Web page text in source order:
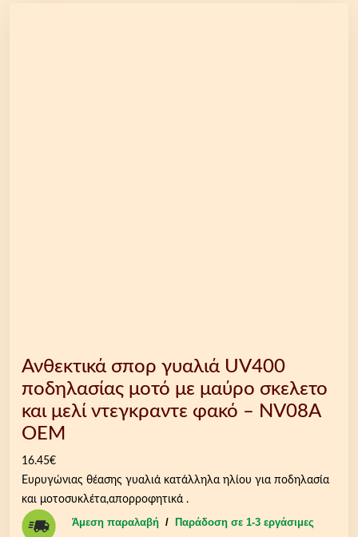
Ανθεκτικά σπορ γυαλιά UV400
ποδηλασίας μοτό με μαύρο σκελετο
και μελί ντεγκραντε φακό – NV08A
OEM
16.45€
Ευρυγώνιας θέασης γυαλιά κατάλληλα ηλίου για ποδηλασία
και μοτοσυκλέτα,απορροφητικά .
Άμεση παραλαβή /
Παράδοση σε 1-3 εργάσιμες